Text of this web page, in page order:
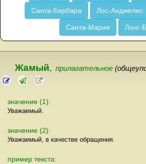
Санта-Барбара Лос-Анджелес
Санта-Мария Лонг-
Жамый, прилагательное
значение (1):
Уважаемый.
значение (2):
Уважаемый, в качестве обращения.
пример текста: